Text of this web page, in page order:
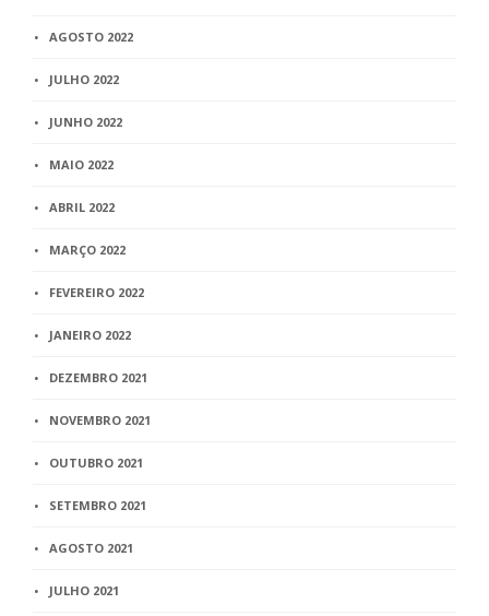
AGOSTO 2022
JULHO 2022
JUNHO 2022
MAIO 2022
ABRIL 2022
MARÇO 2022
FEVEREIRO 2022
JANEIRO 2022
DEZEMBRO 2021
NOVEMBRO 2021
OUTUBRO 2021
SETEMBRO 2021
AGOSTO 2021
JULHO 2021